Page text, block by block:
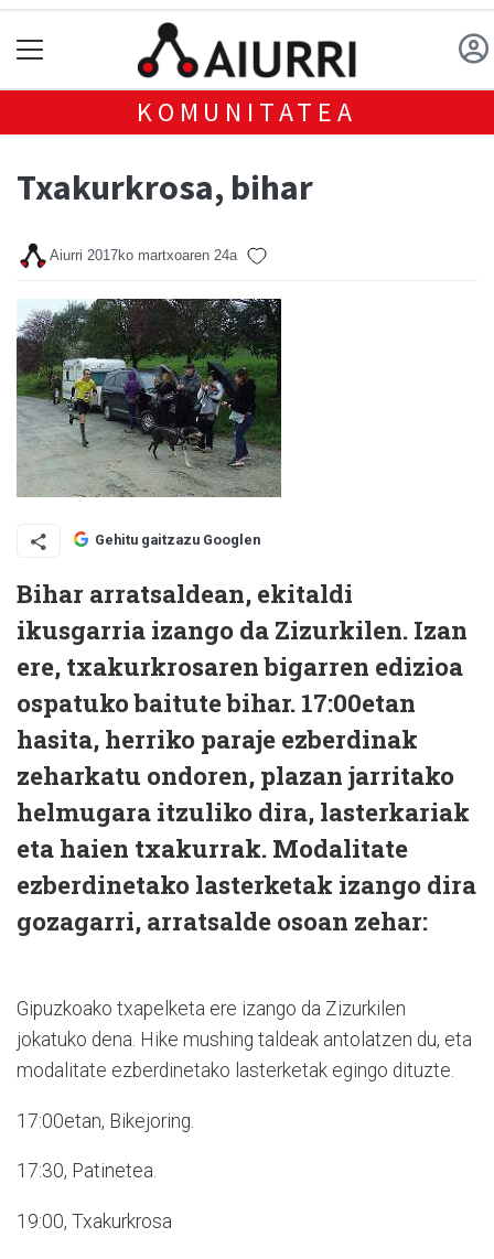
KOMUNITATEA
Txakurkrosa, bihar
Aiurri 2017ko martxoaren 24a
Gehitu gaitzazu Googlen
Bihar arratsaldean, ekitaldi
ikusgarria izango da Zizurkilen. Izan
ere, txakurkrosaren bigarren edizioa
ospatuko baitute bihar. 17:00etan
hasita, herriko paraje ezberdinak
zeharkatu ondoren, plazan jarritako
helmugara itzuliko dira, lasterkariak
eta haien txakurrak. Modalitate
ezberdinetako lasterketak izango dira
gozagarri, arratsalde osoan zehar:
Gipuzkoako txapelketa ere izango da Zizurkilen
jokatuko dena. Hike mushing taldeak antolatzen du, eta
modalitate ezberdinetako lasterketak egingo dituzte.
17:00etan, Bikejoring.
17:30, Patinetea.
19:00, Txakurkrosa